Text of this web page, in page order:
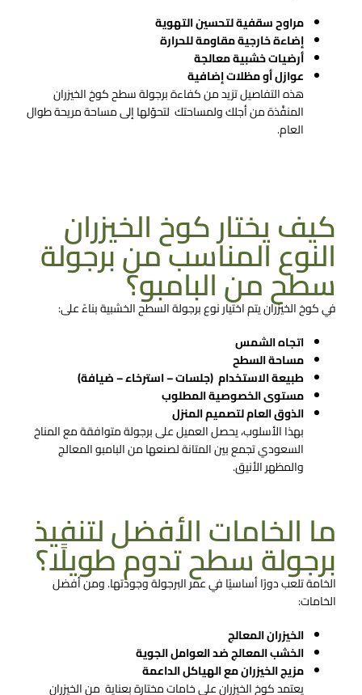
مراوح سقفية لتحسين التهوية
إضاءة خارجية مقاومة للحرارة
أرضيات خشبية معالجة
عوازل أو مظلات إضافية
هذه التفاصيل تزيد من كفاءة برجولة سطح كوخ الخيزران
المنفَّذة من أجلك ولمساحتك لتحوّلها إلى مساحة مريحة طوال
العام.
كيف يختار كوخ الخيزران
النوع المناسب من برجولة
سطح من البامبو؟
في كوخ الخيزران يتم اختيار نوع برجولة السطح الخشبية بناءً على:
اتجاه الشمس
مساحة السطح
طبيعة الاستخدام (جلسات – استرخاء – ضيافة)
مستوى الخصوصية المطلوب
الذوق العام لتصميم المنزل
بهذا الأسلوب، يحصل العميل على برجولة متوافقة مع المناخ
السعودي تجمع بين المتانة لصنعها من البامبو المعالج
والمظهر الأنيق.
ما الخامات الأفضل لتنفيذ
برجولة سطح تدوم طويلًا؟
الخامة تلعب دورًا أساسيًا في عمر البرجولة وجودتها. ومن أفضل
الخامات:
الخيزران المعالج
الخشب المعالج ضد العوامل الجوية
مزيج الخيزران مع الهياكل الداعمة
يعتمدكوخ الخيزرانعلى خامات مختارة بعناية من الخيزران